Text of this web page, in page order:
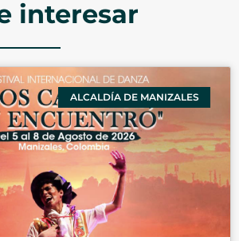
interesar
ALCALDÍA DE MANIZALES